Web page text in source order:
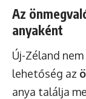
Az
anyaként
Új-Zéland
lehetőség az
anya találja